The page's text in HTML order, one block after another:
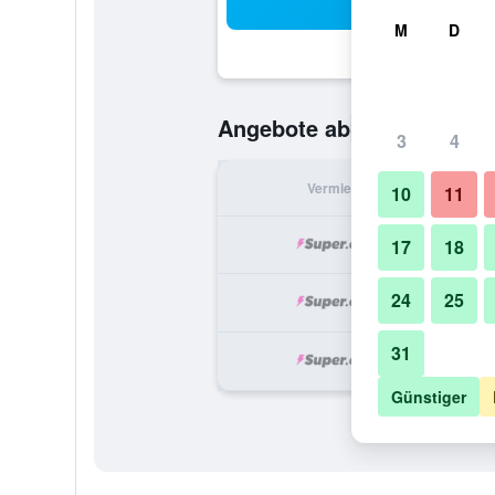
Angebote ab303 €
Vermieter
M D
3 4
10 11
17 18
24 25
31
Günstiger